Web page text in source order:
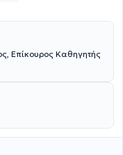
Επίκoυρος Καθηγητής